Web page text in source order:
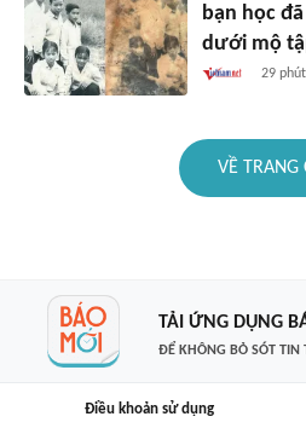
bạn học
dưới mộ
29 phút
VỀ TRANG
TẢI ỨNG DỤNG
ĐỂ KHÔNG BỎ SÓT TIN
Điều khoản sử dụng